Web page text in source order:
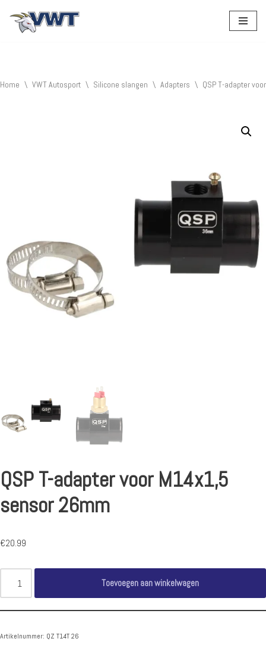
Home \ VWT Autosport \ Silicone slangen \ Adapters \ QSP T-adapter
QSP T-adapter voor M14x1,5
sensor 26mm
€20.99
Toevoegen aan winkelwagen
Artikelnummer: QZ T14T 26